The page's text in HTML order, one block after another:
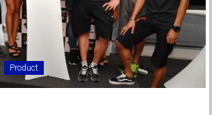
Product